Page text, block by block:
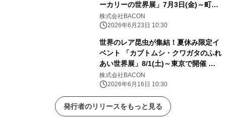
ーカリーの世界展」7月3日(金)～町田
モディで開催
株式会社BACON
2026年6月23日 10:30
世界のレア昆虫が集結！夏休み限定イ
ベント 「カブトムシ・クワガタのふれ
あい世界展」8/1(土)～東京で開催
AR昆虫採集ゲーム「バグハン！」コ
ラボブースも登場
株式会社BACON
2026年6月16日 10:30
発行者のリリースをもっと見る